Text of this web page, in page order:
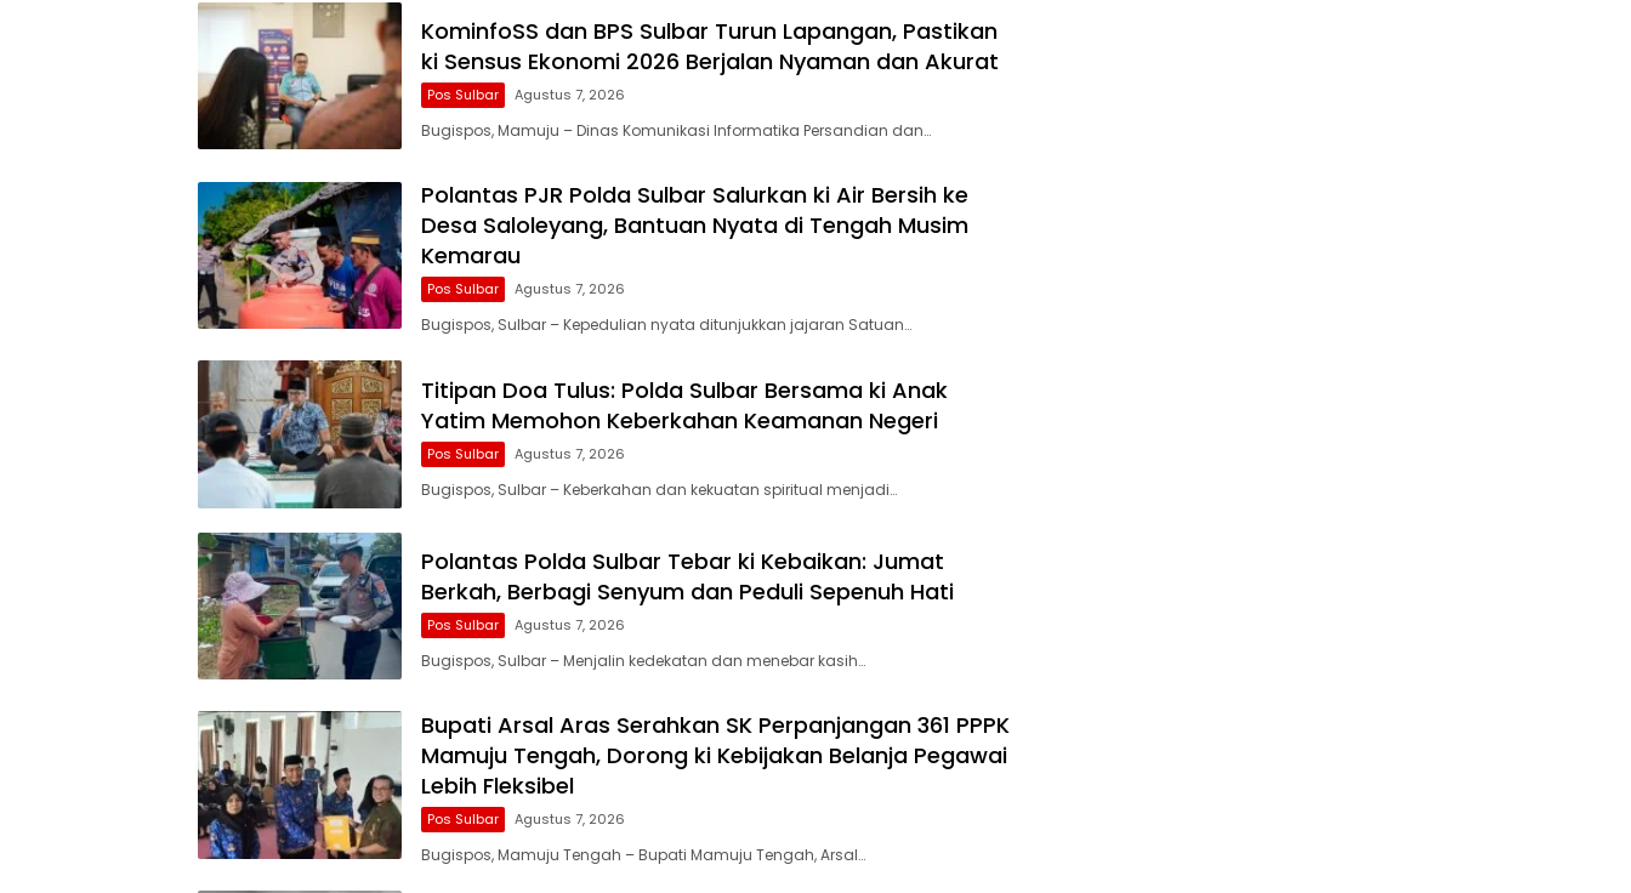
KominfoSS dan BPS Sulbar Turun Lapangan, Pastikan
ki Sensus Ekonomi 2026 Berjalan Nyaman dan Akurat
Pos Sulbar Agustus 7, 2026
Bugispos, Mamuju – Dinas Komunikasi Informatika Persandian dan…
Polantas PJR Polda Sulbar Salurkan ki Air Bersih ke
Desa Saloleyang, Bantuan Nyata di Tengah Musim
Kemarau
Pos Sulbar Agustus 7, 2026
Bugispos, Sulbar – Kepedulian nyata ditunjukkan jajaran Satuan…
Titipan Doa Tulus: Polda Sulbar Bersama ki Anak
Yatim Memohon Keberkahan Keamanan Negeri
Pos Sulbar Agustus 7, 2026
Bugispos, Sulbar – Keberkahan dan kekuatan spiritual menjadi…
Polantas Polda Sulbar Tebar ki Kebaikan: Jumat
Berkah, Berbagi Senyum dan Peduli Sepenuh Hati
Pos Sulbar Agustus 7, 2026
Bugispos, Sulbar – Menjalin kedekatan dan menebar kasih…
Bupati Arsal Aras Serahkan SK Perpanjangan 361 PPPK
Mamuju Tengah, Dorong ki Kebijakan Belanja Pegawai
Lebih Fleksibel
Pos Sulbar Agustus 7, 2026
Bugispos, Mamuju Tengah – Bupati Mamuju Tengah, Arsal…